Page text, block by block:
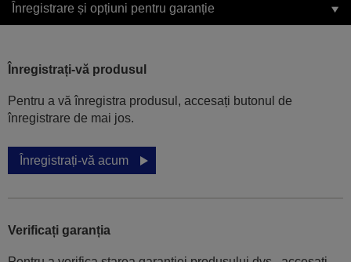
Înregistrare și opțiuni pentru garanție
Înregistrați-vă produsul
Pentru a vă înregistra produsul, accesați butonul de
înregistrare de mai jos.
Înregistrați-vă acum
Verificați garanția